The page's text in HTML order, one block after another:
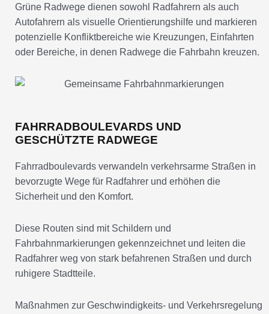
Grüne Radwege dienen sowohl Radfahrern als auch
Autofahrern als visuelle Orientierungshilfe und markieren
potenzielle Konfliktbereiche wie Kreuzungen, Einfahrten
oder Bereiche, in denen Radwege die Fahrbahn kreuzen.
FAHRRADBOULEVARDS UND
GESCHÜTZTE RADWEGE
Fahrradboulevards verwandeln verkehrsarme Straßen in
bevorzugte Wege für Radfahrer und erhöhen die
Sicherheit und den Komfort.
Diese Routen sind mit Schildern und
Fahrbahnmarkierungen gekennzeichnet und leiten die
Radfahrer weg von stark befahrenen Straßen und durch
ruhigere Stadtteile.
Maßnahmen zur Geschwindigkeits- und Verkehrsregelung